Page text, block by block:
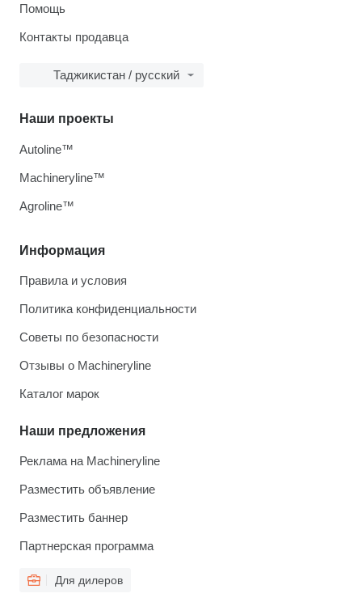
Помощь
Контакты продавца
Таджикистан / русский
Информация
Правила и условия
Политика конфиденциальности
Советы по безопасности
Отзывы о Machineryline
Каталог марок
Наши предложения
Реклама на Machineryline
Разместить объявление
Разместить баннер
Партнерская программа
Для дилеров
Наши проекты
Autoline™
Machineryline™
Agroline™